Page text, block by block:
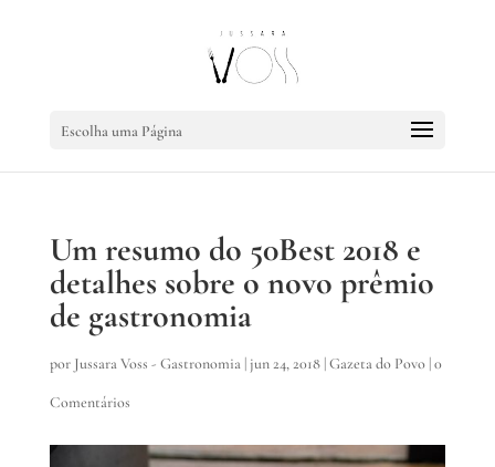
Escolha uma Página
Um resumo do 50Best 2018 e
detalhes sobre o novo prêmio
de gastronomia
por Jussara Voss - Gastronomia|jun 24, 2018|Gazeta do Povo|0
Comentários